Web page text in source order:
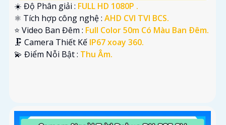
☀️ Độ Phân giải : FULL HD 1080P .
⚛️ Tích hợp công nghệ : AHD CVI TVI BCS.
⭐ Video Ban Đêm : Full Color 50m Có Màu Ban Ðêm.
🗜️ Camera Thiết Kế IP67 xoay 360.
️💫 Điểm Nỗi Bật : Thu Âm.